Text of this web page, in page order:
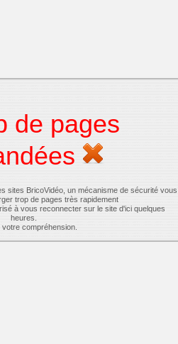
de pages
sites BricoVidéo, un mécanisme de sécurité vous
trop de pages très rapidement
à vous reconnecter sur le site d'ici quelques
heures.
votre compréhension.